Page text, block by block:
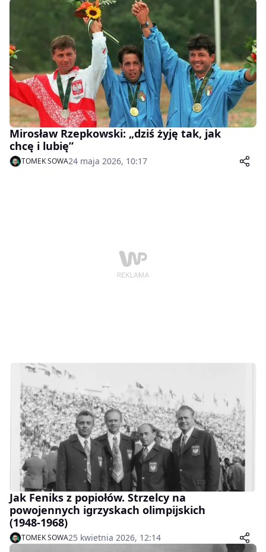
Mirosław Rzepkowski: „dziś żyję tak, jak
chcę i lubię”
TOMEK SOWA24 maja 2026, 10:17
Jak Feniks z popiołów. Strzelcy na
powojennych igrzyskach olimpijskich
(1948-1968)
TOMEK SOWA25 kwietnia 2026, 12:14